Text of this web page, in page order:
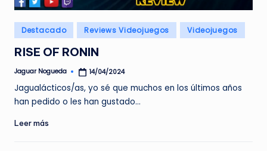
d
aPublicado
en
Destacado Reviews Videojuegos Videojuegos
RISE OF RONIN
Publicado
Jaguar Nogueda 14/04/2024
Jagualácticos/as, yo sé que muchos en los últimos años
han pedido o les han gustado…
Leer más